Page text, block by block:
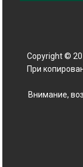
Copyright ©
При
Внимание,